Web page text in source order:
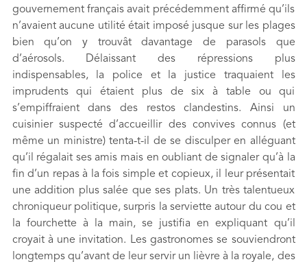
gouvernement français avait précédemment affirmé qu’ils
n’avaient aucune utilité était imposé jusque sur les plages
bien qu’on y trouvât davantage de parasols que
d’aérosols. Délaissant des répressions plus
indispensables, la police et la justice traquaient les
imprudents qui étaient plus de six à table ou qui
s’empiffraient dans des restos clandestins. Ainsi un
cuisinier suspecté d’accueillir des convives connus (et
même un ministre) tenta-t-il de se disculper en alléguant
qu’il régalait ses amis mais en oubliant de signaler qu’à la
fin d’un repas à la fois simple et copieux, il leur présentait
une addition plus salée que ses plats. Un très talentueux
chroniqueur politique, surpris la serviette autour du cou et
la fourchette à la main, se justifia en expliquant qu’il
croyait à une invitation. Les gastronomes se souviendront
longtemps qu’avant de leur servir un lièvre à la royale, des